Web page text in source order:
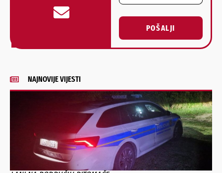
POŠALJI
Alternative:
NAJNOVIJE VIJESTI